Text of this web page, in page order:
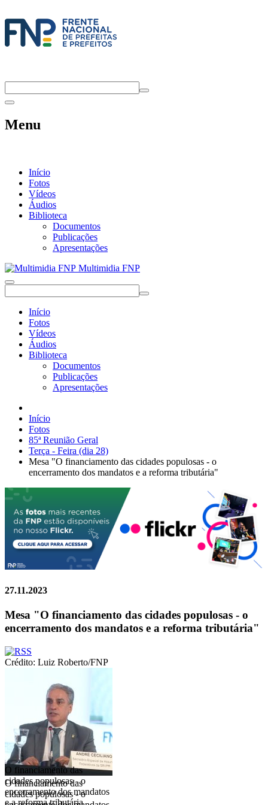
Menu
Início
Fotos
Vídeos
Áudios
Biblioteca
Documentos
Publicações
Apresentações
Multimidia FNP
Início
Fotos
Vídeos
Áudios
Biblioteca
Documentos
Publicações
Apresentações
Início
Fotos
85ª Reunião Geral
Terça - Feira (dia 28)
Mesa "O financiamento das cidades populosas - o
encerramento dos mandatos e a reforma tributária"
27.11.2023
Mesa "O financiamento das cidades populosas - o
encerramento dos mandatos e a reforma tributária"
Crédito: Luiz Roberto/FNP
O financiamento das
cidades populosas - o
O financiamento das
cidades populosas - o
encerramento dos mandatos
e a reforma tributária